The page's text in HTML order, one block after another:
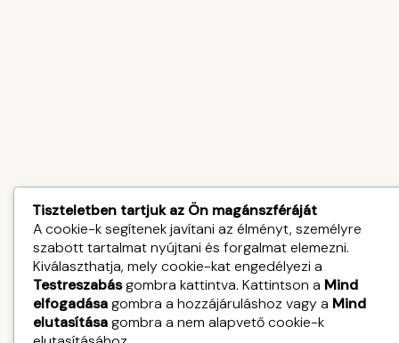
Tiszteletben tartjuk az Ön magánszféráját
A cookie-k segítenek javítani az élményt, személyre
szabott tartalmat nyújtani és forgalmat elemezni.
Kiválaszthatja, mely cookie-kat engedélyezi a
Testreszabásgombra kattintva. Kattintson a Mind
elfogadásagombra a hozzájáruláshoz vagy a Mind
elutasításagombra a nem alapvető cookie-k